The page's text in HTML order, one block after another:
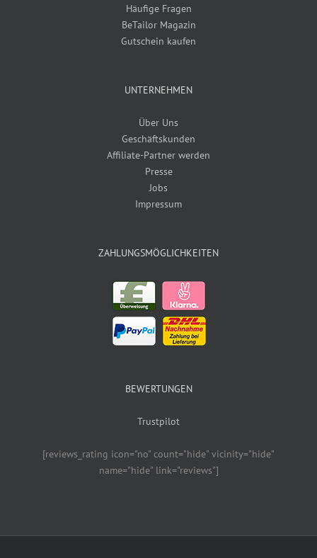
Häufige Fragen
BeTailor Magazin
Gutschein kaufen
UNTERNEHMEN
Über Uns
Geschäftskunden
Affiliate-Partner werden
Presse
Jobs
Impressum
ZAHLUNGSMÖGLICHKEITEN
BEWERTUNGEN
Trustpilot
[reviews_rating icon="no" count="hide" vicinity="hide"
name="hide" link="reviews"]